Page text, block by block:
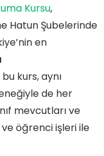
Kursu,
Hatun Şubelerinde
en
kurs, aynı
de her
mevcutları ve
ve öğrenci işleri ile